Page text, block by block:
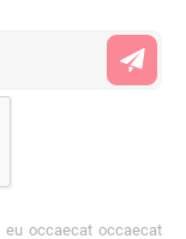
occaecat occaecat